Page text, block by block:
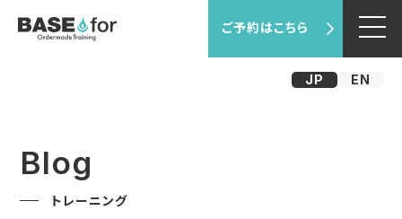
ご予約はこちら
JP EN
Blog
トレーニング